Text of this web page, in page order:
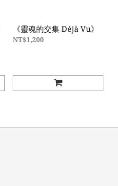
《靈魂的交集 Déjà Vu》
NT$1,200